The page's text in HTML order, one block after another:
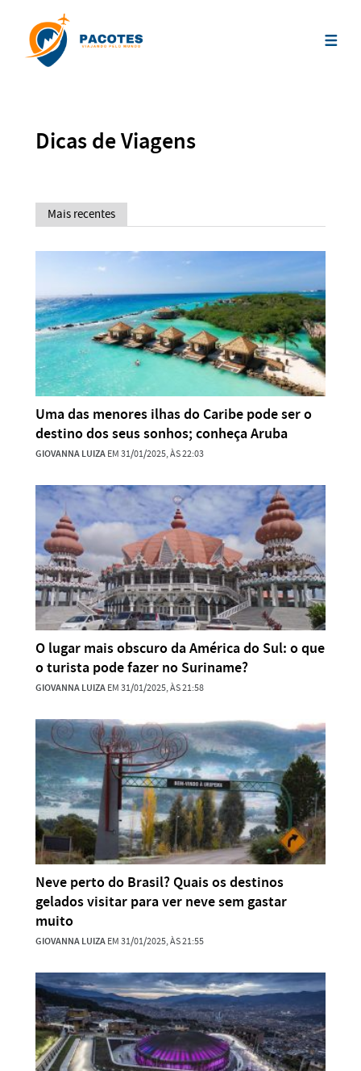
Dicas de Viagens
Mais recentes
Uma das menores ilhas do Caribe pode ser o
destino dos seus sonhos; conheça Aruba
GIOVANNA LUIZAEM 31/01/2025, ÀS 22:03
O lugar mais obscuro da América do Sul: o que
o turista pode fazer no Suriname?
GIOVANNA LUIZAEM 31/01/2025, ÀS 21:58
Neve perto do Brasil? Quais os destinos
gelados visitar para ver neve sem gastar
muito
GIOVANNA LUIZAEM 31/01/2025, ÀS 21:55